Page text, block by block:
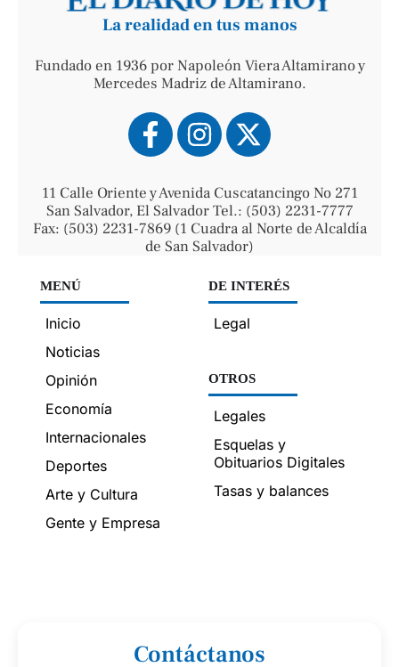
La realidad en tus manos
Fundado en 1936 por Napoleón Viera Altamirano y
Mercedes Madriz de Altamirano.
11 Calle Oriente y Avenida Cuscatancingo No 271
San Salvador, El Salvador Tel.: (503) 2231-7777
Fax: (503) 2231-7869 (1 Cuadra al Norte de Alcaldía
de San Salvador)
MENÚ
Inicio
Noticias
Opinión
Economía
Internacionales
Deportes
Arte y Cultura
Gente y Empresa
DE INTERÉS
Legal
OTROS
Legales
Esquelas y
Obituarios Digitales
Tasas y balances
Contáctanos